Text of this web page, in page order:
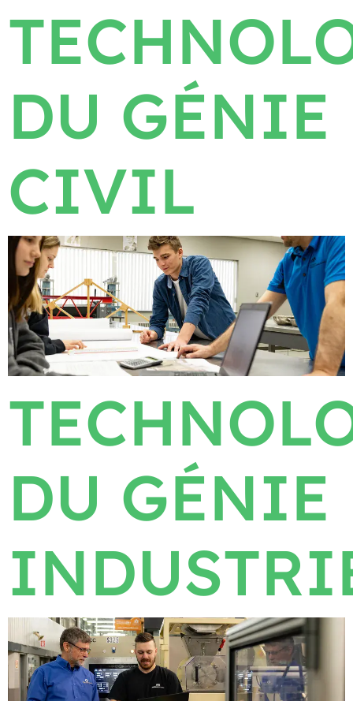
DU GÉNIE
CIVIL
DU GÉNIE